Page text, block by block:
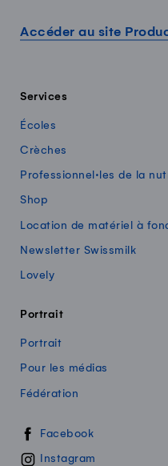
Accéder au site
Services
Écoles
Crèches
Professionnel·les de la
Shop
Location de matériel à
Newsletter Swissmilk
Lovely
Portrait
Portrait
Pour les médias
Fédération
Swissmilk sur les réseaux
Facebook
Instagram